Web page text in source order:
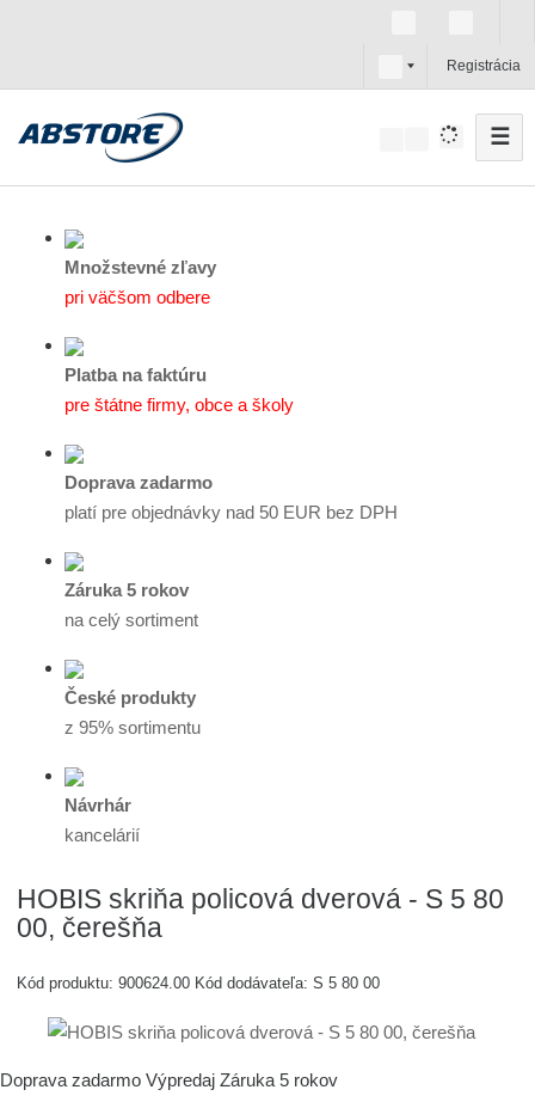
s
k
Registrácia
☰
Množstevné zľavy
pri väčšom odbere
Platba na faktúru
pre štátne firmy, obce a školy
Doprava zadarmo
platí pre objednávky nad 50 EUR bez DPH
Záruka 5 rokov
na celý sortiment
České produkty
z 95% sortimentu
Návrhár
kancelárií
HOBIS skriňa policová dverová - S 5 80
00, čerešňa
Kód produktu:900624.00 Kód dodávateľa:S 5 80 00
Doprava zadarmo Výpredaj Záruka 5 rokov